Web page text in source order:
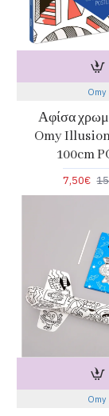
Omy
Αφίσα
Omy
100cm
7,50€
Omy